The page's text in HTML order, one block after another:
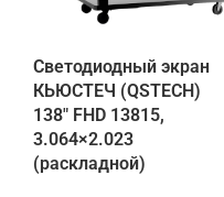
Светодиодный экран
КЬЮСТЕЧ (QSTECH)
138" FHD 13815,
3.064×2.023
(раскладной)